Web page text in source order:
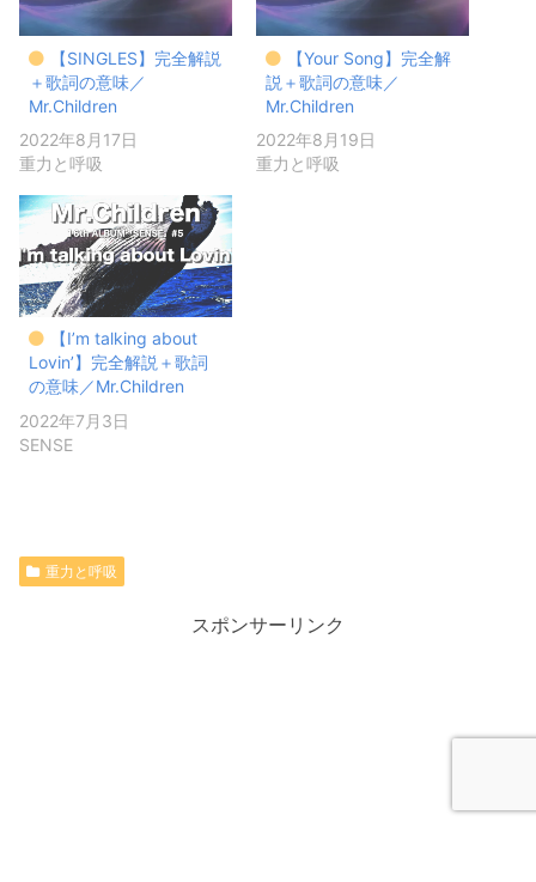
【SINGLES】完全解説
＋歌詞の意味／
Mr.Children
2022年8月17日
重力と呼吸
【Your Song】完全解
説＋歌詞の意味／
Mr.Children
2022年8月19日
重力と呼吸
【I’m talking about
Lovin’】完全解説＋歌詞
の意味／Mr.Children
2022年7月3日
SENSE
重力と呼吸
スポンサーリンク